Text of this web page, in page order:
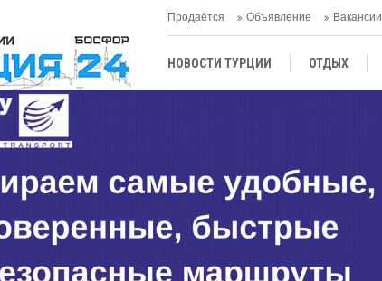
Продаётся Объявление Вакансии
НОВОСТИ ТУРЦИИ ОТДЫХ
ЦЕНТРАЛЬНАЯ АЗИЯ